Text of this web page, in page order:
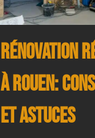
Rénovation
à Rouen:
et Astuces